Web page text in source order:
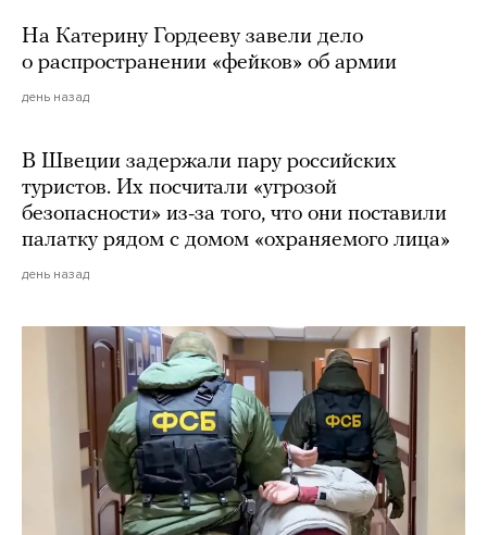
На Катерину Гордееву завели дело
о распространении «фейков» об армии
день назад
В Швеции задержали пару российских
туристов. Их посчитали «угрозой
безопасности» из-за того, что они поставили
палатку рядом с домом «охраняемого лица»
день назад